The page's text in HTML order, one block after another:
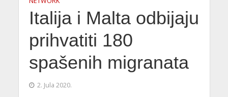
Italija i Malta odbijaju
prihvatiti 180
spašenih migranata
2. Jula 2020.